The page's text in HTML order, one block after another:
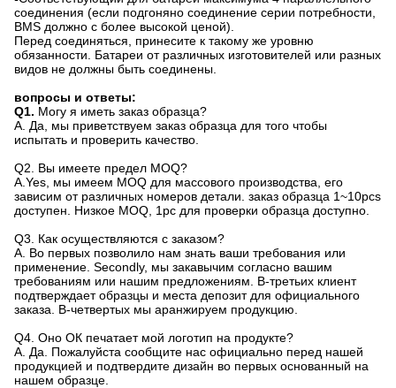
соединения (если подгоняно соединение серии потребности,
BMS должно с более высокой ценой).
Перед соединяться, принесите к такому же уровню
обязанности. Батареи от различных изготовителей или разных
видов не должны быть соединены.
вопросы и ответы:
Q1. Могу я иметь заказ образца?
A. Да, мы приветствуем заказ образца для того чтобы
испытать и проверить качество.
Q2. Вы имеете предел MOQ?
A.Yes, мы имеем MOQ для массового производства, его
зависим от различных номеров детали. заказ образца 1~10pcs
доступен. Низкое MOQ, 1pc для проверки образца доступно.
Q3. Как осуществляются с заказом?
A. Во первых позволило нам знать ваши требования или
применение. Secondly, мы закавычим согласно вашим
требованиям или нашим предложениям. В-третьих клиент
подтверждает образцы и места депозит для официального
заказа. В-четвертых мы аранжируем продукцию.
Q4. Оно ОК печатает мой логотип на продукте?
A. Да. Пожалуйста сообщите нас официально перед нашей
продукцией и подтвердите дизайн во первых основанный на
нашем образце.